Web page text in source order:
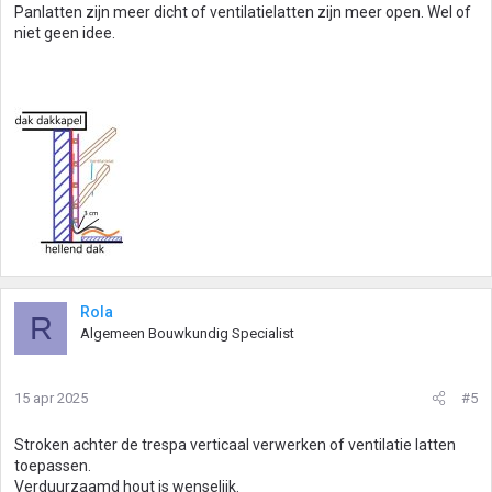
Panlatten zijn meer dicht of ventilatielatten zijn meer open. Wel of
niet geen idee.
R Rola
Algemeen Bouwkundig Specialist
15 apr 2025 #5
Stroken achter de trespa verticaal verwerken of ventilatie latten
toepassen.
Verduurzaamd hout is wenselijk.